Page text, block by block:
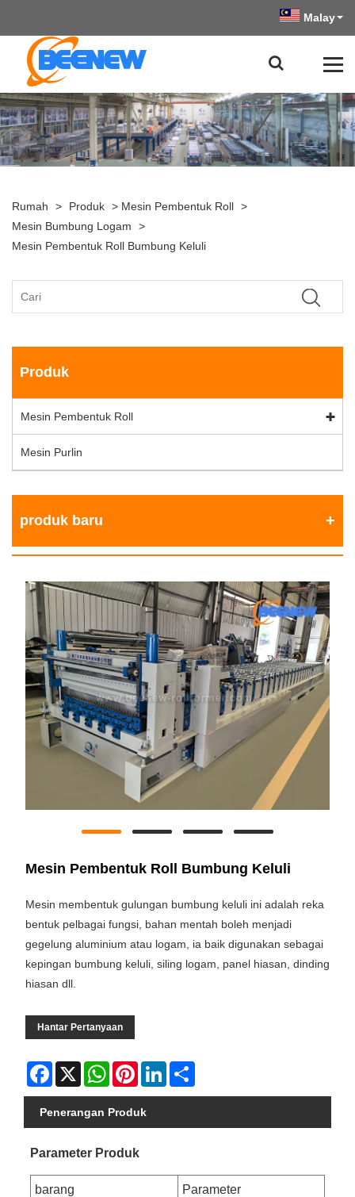
Malay
Rumah > Produk > Mesin Pembentuk Roll >
Mesin Bumbung Logam
>
Mesin Pembentuk Roll Bumbung Keluli
Produk
Mesin Pembentuk Roll
Mesin Purlin
produk baru
Mesin Pembentuk Roll Bumbung Keluli
Mesin membentuk gulungan bumbung keluli ini adalah reka
bentuk pelbagai fungsi, bahan mentah boleh menjadi
gegelung aluminium atau logam, ia baik digunakan sebagai
kepingan bumbung keluli, siling logam, panel hiasan, dinding
hiasan dll.
Hantar Pertanyaan
Facebook
X WhatsAppPinterestLinkedIn
Penerangan Produk
Parameter Produk
barang Parameter